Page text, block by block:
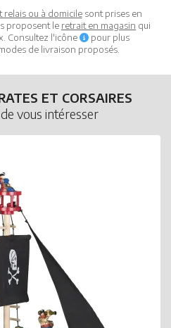
ou à domicilesont prises en
proposent le retrait en magasin qui
Consultez l'icône
pour plus
de livraison proposés.
ET CORSAIRES
vous intéresser